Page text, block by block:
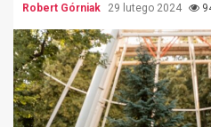
Robert Górniak 29 lutego 2024